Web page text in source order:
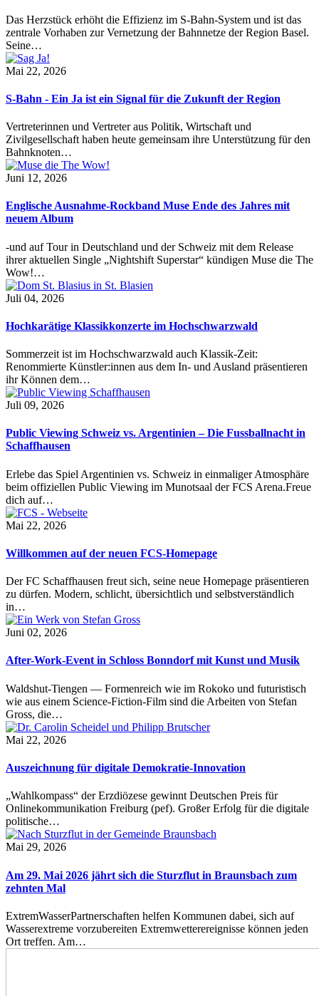
Das Herzstück erhöht die Effizienz im S-Bahn-System und ist das
zentrale Vorhaben zur Vernetzung der Bahnnetze der Region Basel.
Seine…
Mai 22, 2026
S-Bahn - Ein Ja ist ein Signal für die Zukunft der Region
Vertreterinnen und Vertreter aus Politik, Wirtschaft und
Zivilgesellschaft haben heute gemeinsam ihre Unterstützung für den
Bahnknoten…
Juni 12, 2026
Englische Ausnahme-Rockband Muse Ende des Jahres mit
neuem Album
-und auf Tour in Deutschland und der Schweiz mit dem Release
ihrer aktuellen Single „Nightshift Superstar“ kündigen Muse die The
Wow!…
Juli 04, 2026
Hochkarätige Klassikkonzerte im Hochschwarzwald
Sommerzeit ist im Hochschwarzwald auch Klassik-Zeit:
Renommierte Künstler:innen aus dem In- und Ausland präsentieren
ihr Können dem…
Juli 09, 2026
Public Viewing Schweiz vs. Argentinien – Die Fussballnacht in
Schaffhausen
Erlebe das Spiel Argentinien vs. Schweiz in einmaliger Atmosphäre
beim offiziellen Public Viewing im Munotsaal der FCS Arena.Freue
dich auf…
Mai 22, 2026
Willkommen auf der neuen FCS-Homepage
Der FC Schaffhausen freut sich, seine neue Homepage präsentieren
zu dürfen. Modern, schlicht, übersichtlich und selbstverständlich
in…
Juni 02, 2026
After-Work-Event in Schloss Bonndorf mit Kunst und Musik
Waldshut-Tiengen — Formenreich wie im Rokoko und futuristisch
wie aus einem Science-Fiction-Film sind die Arbeiten von Stefan
Gross, die…
Mai 22, 2026
Auszeichnung für digitale Demokratie-Innovation
„Wahlkompass“ der Erzdiözese gewinnt Deutschen Preis für
Onlinekommunikation Freiburg (pef). Großer Erfolg für die digitale
politische…
Mai 29, 2026
Am 29. Mai 2026 jährt sich die Sturzflut in Braunsbach zum
zehnten Mal
ExtremWasserPartnerschaften helfen Kommunen dabei, sich auf
Wasserextreme vorzubereiten Extremwetterereignisse können jeden
Ort treffen. Am…